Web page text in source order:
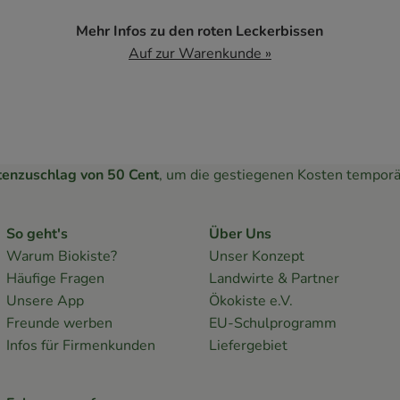
Mehr Infos zu den roten Leckerbissen
Auf zur Warenkunde »
von 50 Cent, um die gestiegenen Kosten
So geht's
Warum Biokiste?
Häufige Fragen
Unsere App
Freunde werben
Infos für Firmenkunden
Über Uns
Unser Konzept
Landwirte & Partner
Ökokiste e.V.
EU-Schulprogramm
Liefergebiet